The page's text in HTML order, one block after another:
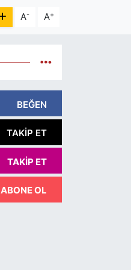
A- A+
BEĞEN
TAKIP ET
TAKIP ET
ABONE OL